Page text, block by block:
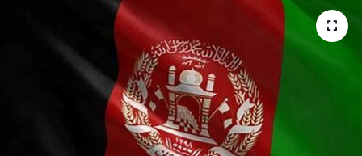
Bilim ve Teknoloji
Çin Fuarları